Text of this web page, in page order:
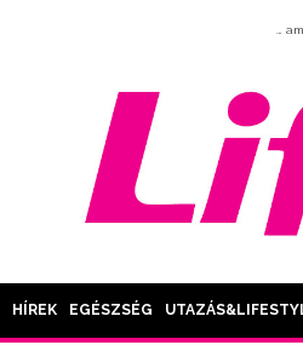
…
HÍREK EGÉSZSÉG